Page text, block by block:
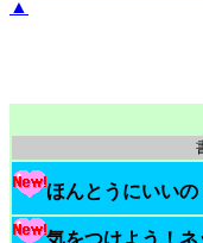
▲
ほんとうにいい
気をつけよう！